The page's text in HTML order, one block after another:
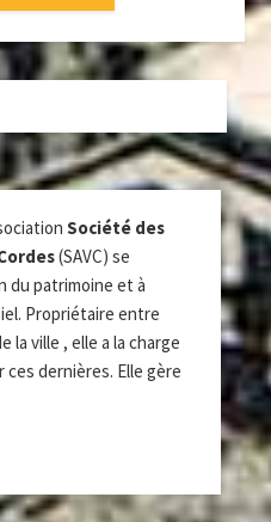
Société des
(SAVC) se
du patrimoine et à
Propriétaire entre
la ville , elle a la charge
dernières. Elle gère